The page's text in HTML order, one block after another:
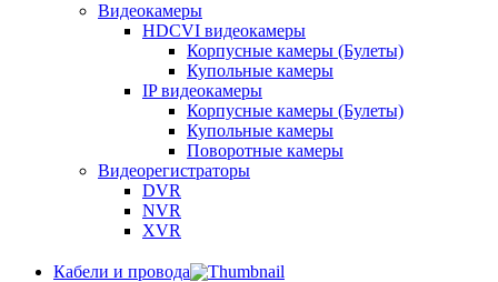
Видеокамеры
HDCVI видеокамеры
Корпусные камеры (Булеты)
Купольные камеры
IP видеокамеры
Корпусные камеры (Булеты)
Купольные камеры
Поворотные камеры
Видеорегистраторы
DVR
NVR
XVR
Кабели и провода